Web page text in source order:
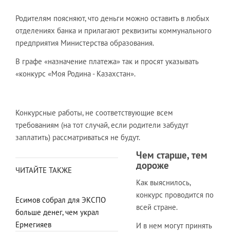
Родителям поясняют, что деньги можно оставить в любых
отделениях банка и прилагают реквизиты коммунального
предприятия Министерства образования.
В графе «назначение платежа» так и просят указывать
«конкурс «Моя Родина - Казахстан».
Конкурсные работы, не соответствующие всем
требованиям (на тот случай, если родители забудут
заплатить) рассматриваться не будут.
ЧИТАЙТЕ ТАКЖЕ
Есимов собрал для ЭКСПО
больше денег, чем украл
Ермегияев
Чем старше, тем
дороже
Как выяснилось,
конкурс проводится по
всей стране.
И в нем могут принять